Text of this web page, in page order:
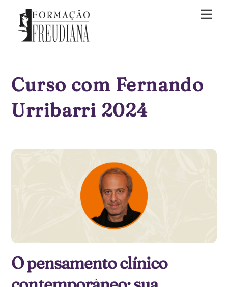
content
Curso com Fernando
Urribarri 2024
O pensamento clínico